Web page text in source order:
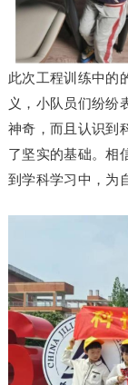
此次工程训练中的
义，小队员们纷纷
神奇，而且认识到
了坚实的基础。相
到学科学习中，为